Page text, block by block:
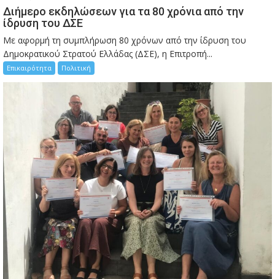
Διήμερο εκδηλώσεων για τα 80 χρόνια από την
ίδρυση του ΔΣΕ
Με αφορμή τη συμπλήρωση 80 χρόνων από την ίδρυση του
Δημοκρατικού Στρατού Ελλάδας (ΔΣΕ), η Επιτροπή...
Επικαιρότητα Πολιτική